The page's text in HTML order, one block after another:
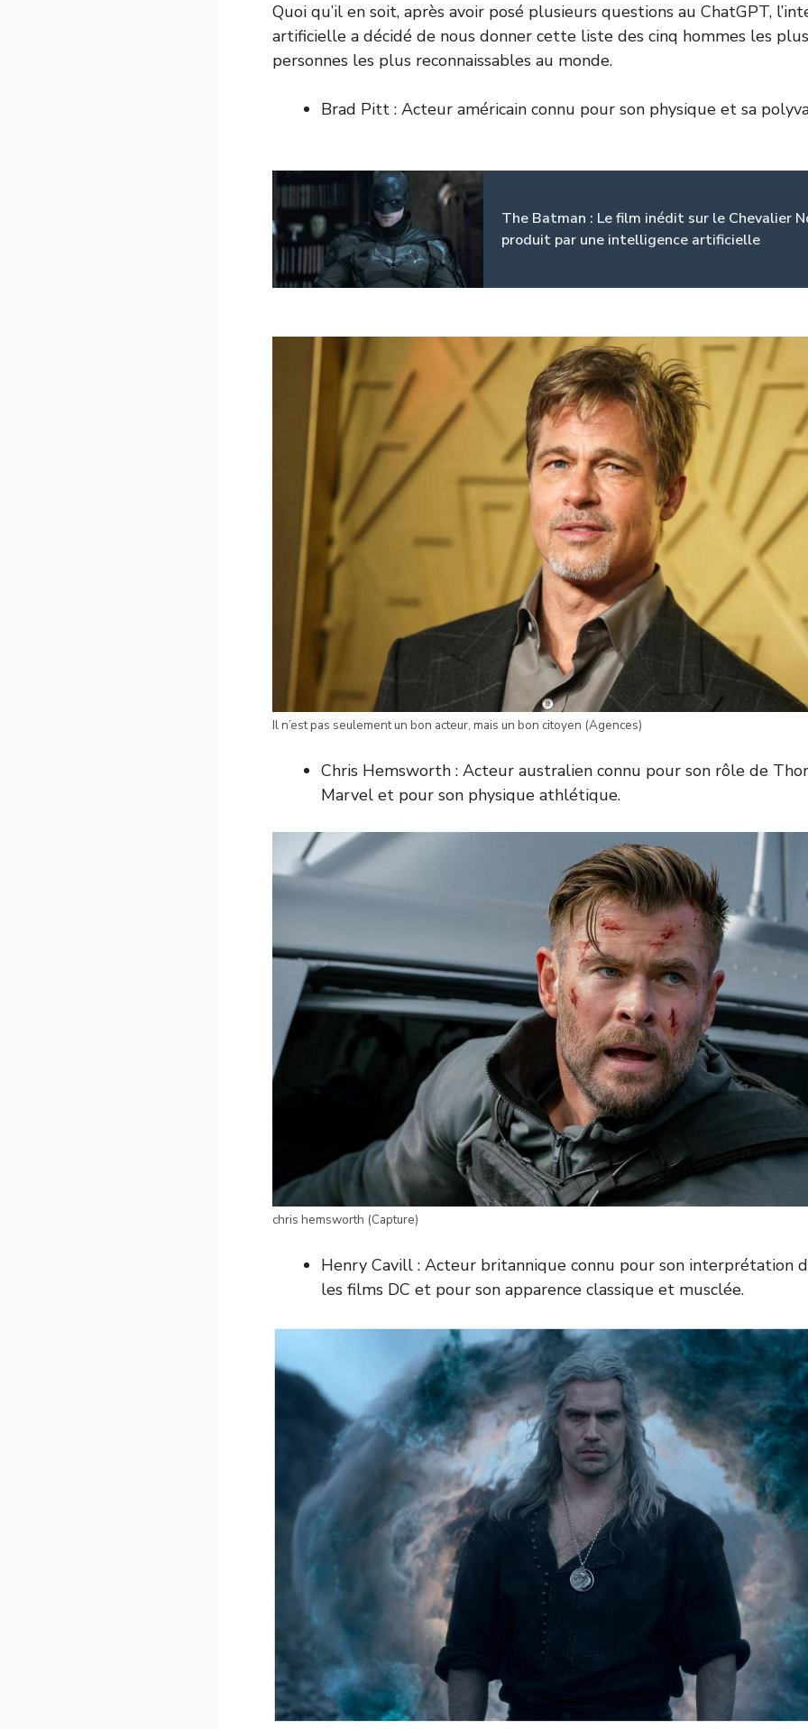
Quoi qu’il en soit, après avoir posé plusieurs questions au ChatGPT,
artificielle a décidé de nous donner cette liste des cinq hommes les
personnes les plus reconnaissables au monde.
Brad Pitt : Acteur américain connu pour son physique et sa
The Batman : Le film inédit sur le Chevalier
produit par une intelligence artificielle
Il n’est pas seulement un bon acteur, mais un bon citoyen (Agences)
Chris Hemsworth : Acteur australien connu pour son rôle de
Marvel et pour son physique athlétique.
chris hemsworth (Capture)
Henry Cavill : Acteur britannique connu pour son interprétation
les films DC et pour son apparence classique et musclée.